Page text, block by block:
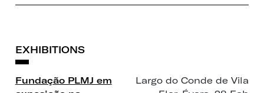
EXHIBITIONS
Fundação PLMJ em
Largo do Conde de Vila